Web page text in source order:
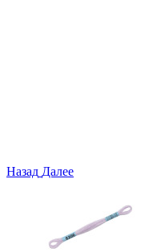
Назад Далее